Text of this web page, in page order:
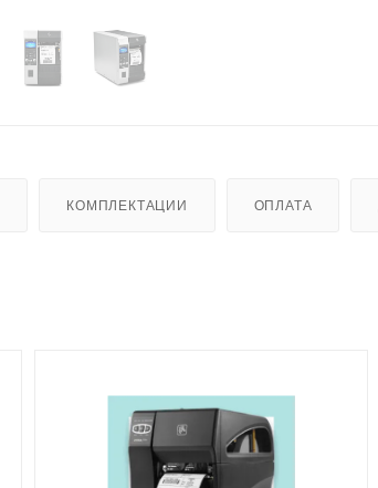
КОМПЛЕКТАЦИИ ОПЛАТА